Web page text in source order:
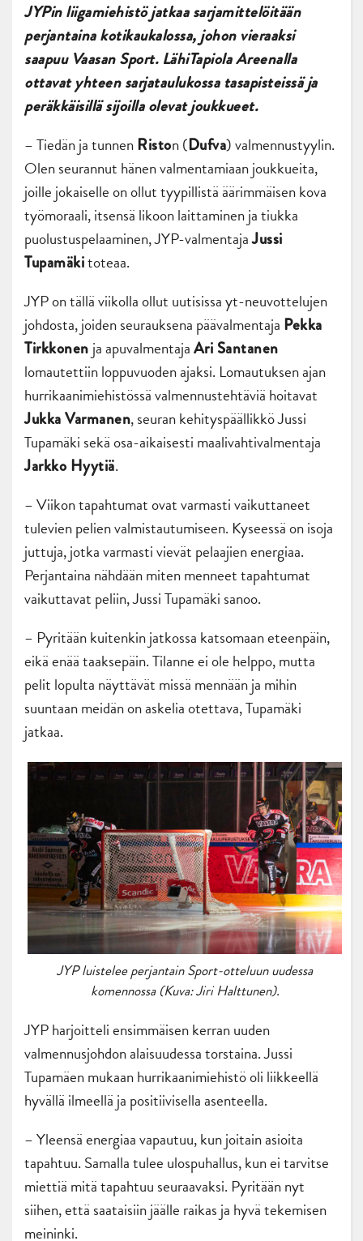
JYPin liigamiehistö jatkaa sarjamittelöitään
perjantaina kotikaukalossa, johon vieraaksi
saapuu Vaasan Sport. LähiTapiola Areenalla
ottavat yhteen sarjataulukossa tasapisteissä ja
peräkkäisillä sijoilla olevat joukkueet.
– Tiedän ja tunnenRiston (Dufva) valmennustyylin.
Olen seurannut hänen valmentamiaan joukkueita,
joille jokaiselle on ollut tyypillistä äärimmäisen kova
työmoraali, itsensä likoon laittaminen ja tiukka
puolustuspelaaminen, JYP-valmentajaJussi
Tupamäkitoteaa.
JYP on tällä viikolla ollut uutisissa yt-neuvottelujen
johdosta, joiden seurauksena päävalmentaja Pekka
Tirkkonen ja apuvalmentajaAri Santanen
lomautettiin loppuvuoden ajaksi. Lomautuksen ajan
hurrikaanimiehistössä valmennustehtäviä hoitavat
Jukka Varmanen, seuran kehityspäällikkö Jussi
Tupamäki sekä osa-aikaisesti maalivahtivalmentaja
Jarkko Hyytiä.
– Viikon tapahtumat ovat varmasti vaikuttaneet
tulevien pelien valmistautumiseen. Kyseessä on isoja
juttuja, jotka varmasti vievät pelaajien energiaa.
Perjantaina nähdään miten menneet tapahtumat
vaikuttavat peliin, Jussi Tupamäki sanoo.
– Pyritään kuitenkin jatkossa katsomaan eteenpäin,
eikä enää taaksepäin. Tilanne ei ole helppo, mutta
pelit lopulta näyttävät missä mennään ja mihin
suuntaan meidän on askelia otettava, Tupamäki
jatkaa.
JYP luistelee perjantain Sport-otteluun uudessa
komennossa (Kuva: Jiri Halttunen).
JYP harjoitteli ensimmäisen kerran uuden
valmennusjohdon alaisuudessa torstaina. Jussi
Tupamäen mukaan hurrikaanimiehistö oli liikkeellä
hyvällä ilmeellä ja positiivisella asenteella.
– Yleensä energiaa vapautuu, kun joitain asioita
tapahtuu. Samalla tulee ulospuhallus, kun ei tarvitse
miettiä mitä tapahtuu seuraavaksi. Pyritään nyt
siihen, että saataisiin jäälle raikas ja hyvä tekemisen
meininki.